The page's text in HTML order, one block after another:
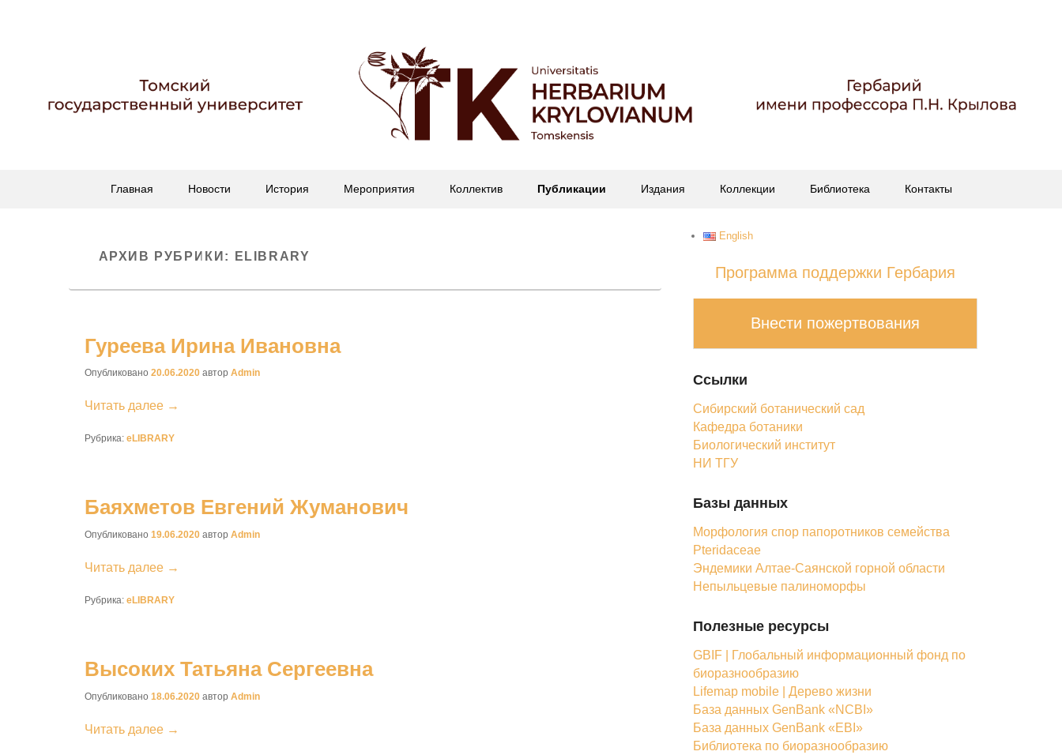
Главная Новости История Мероприятия Коллектив Публикации Издания Коллекции Библиотека Контакты
АРХИВ РУБРИКИ: ELIBRARY
Гуреева Ирина Ивановна
Опубликовано 20.06.2020 автор Admin
Читать далее →
Рубрика: eLIBRARY
Баяхметов Евгений Жуманович
Опубликовано 19.06.2020 автор Admin
Читать далее →
Рубрика: eLIBRARY
Высоких Татьяна Сергеевна
Опубликовано 18.06.2020 автор Admin
Читать далее →
English
Программа поддержки Гербария
Внести пожертвования
Ссылки
Сибирский ботанический сад
Кафедра ботаники
Биологический институт
НИ ТГУ
Базы данных
Морфология спор папоротников семейства
Pteridaceae
Эндемики Алтае-Саянской горной области
Непыльцевые палиноморфы
Полезные ресурсы
GBIF | Глобальный информационный фонд по
биоразнообразию
Lifemap mobile | Дерево жизни
База данных GenBank «NCBI»
База данных GenBank «EBI»
Библиотека по биоразнообразию